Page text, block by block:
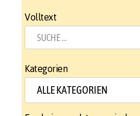
Volltext
Kategorien